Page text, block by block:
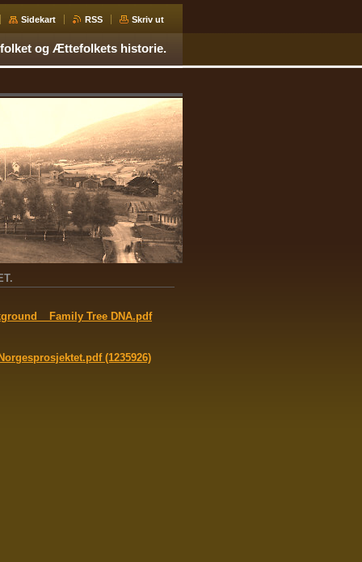
Sidekart RSS Skriv ut
og Ættefolkets historie.
_ Family Tree DNA.pdf
(1235926)